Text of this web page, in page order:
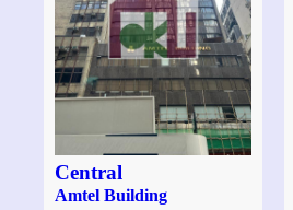
Central
Amtel Building